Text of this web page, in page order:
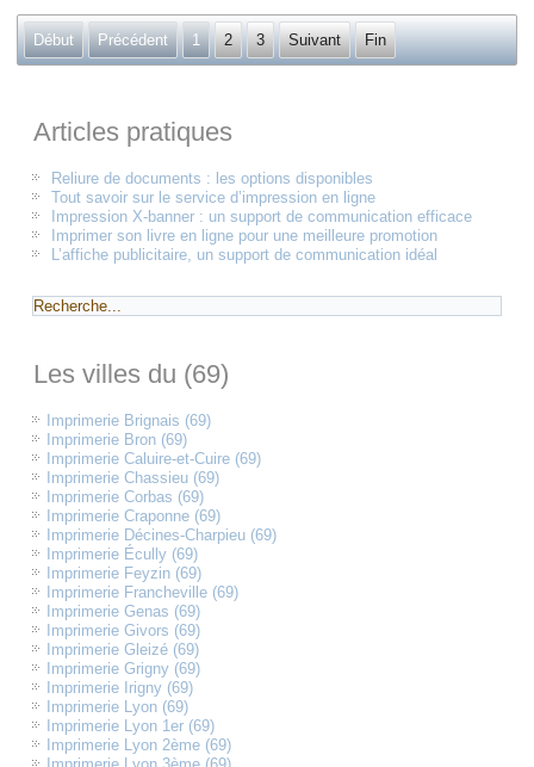
Début Précédent 1 2 3 Suivant Fin
Articles pratiques
Reliure de documents : les options disponibles
Tout savoir sur le service d’impression en ligne
Impression X-banner : un support de communication efficace
Imprimer son livre en ligne pour une meilleure promotion
L’affiche publicitaire, un support de communication idéal
Les villes du (69)
Imprimerie Brignais (69)
Imprimerie Bron (69)
Imprimerie Caluire-et-Cuire (69)
Imprimerie Chassieu (69)
Imprimerie Corbas (69)
Imprimerie Craponne (69)
Imprimerie Décines-Charpieu (69)
Imprimerie Écully (69)
Imprimerie Feyzin (69)
Imprimerie Francheville (69)
Imprimerie Genas (69)
Imprimerie Givors (69)
Imprimerie Gleizé (69)
Imprimerie Grigny (69)
Imprimerie Irigny (69)
Imprimerie Lyon (69)
Imprimerie Lyon 1er (69)
Imprimerie Lyon 2ème (69)